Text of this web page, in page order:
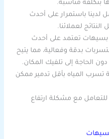
بتكلفة مناسبة.
باستمرار على أحدث
لعملائنا.
تعتمد على أحدث
بدقة وفعالية، مما يتيح
دون الحاجة إلى تلفيك المكان.
المياه بأقل تدمير ممكن
للتعامل مع مشكلة ارتفاع